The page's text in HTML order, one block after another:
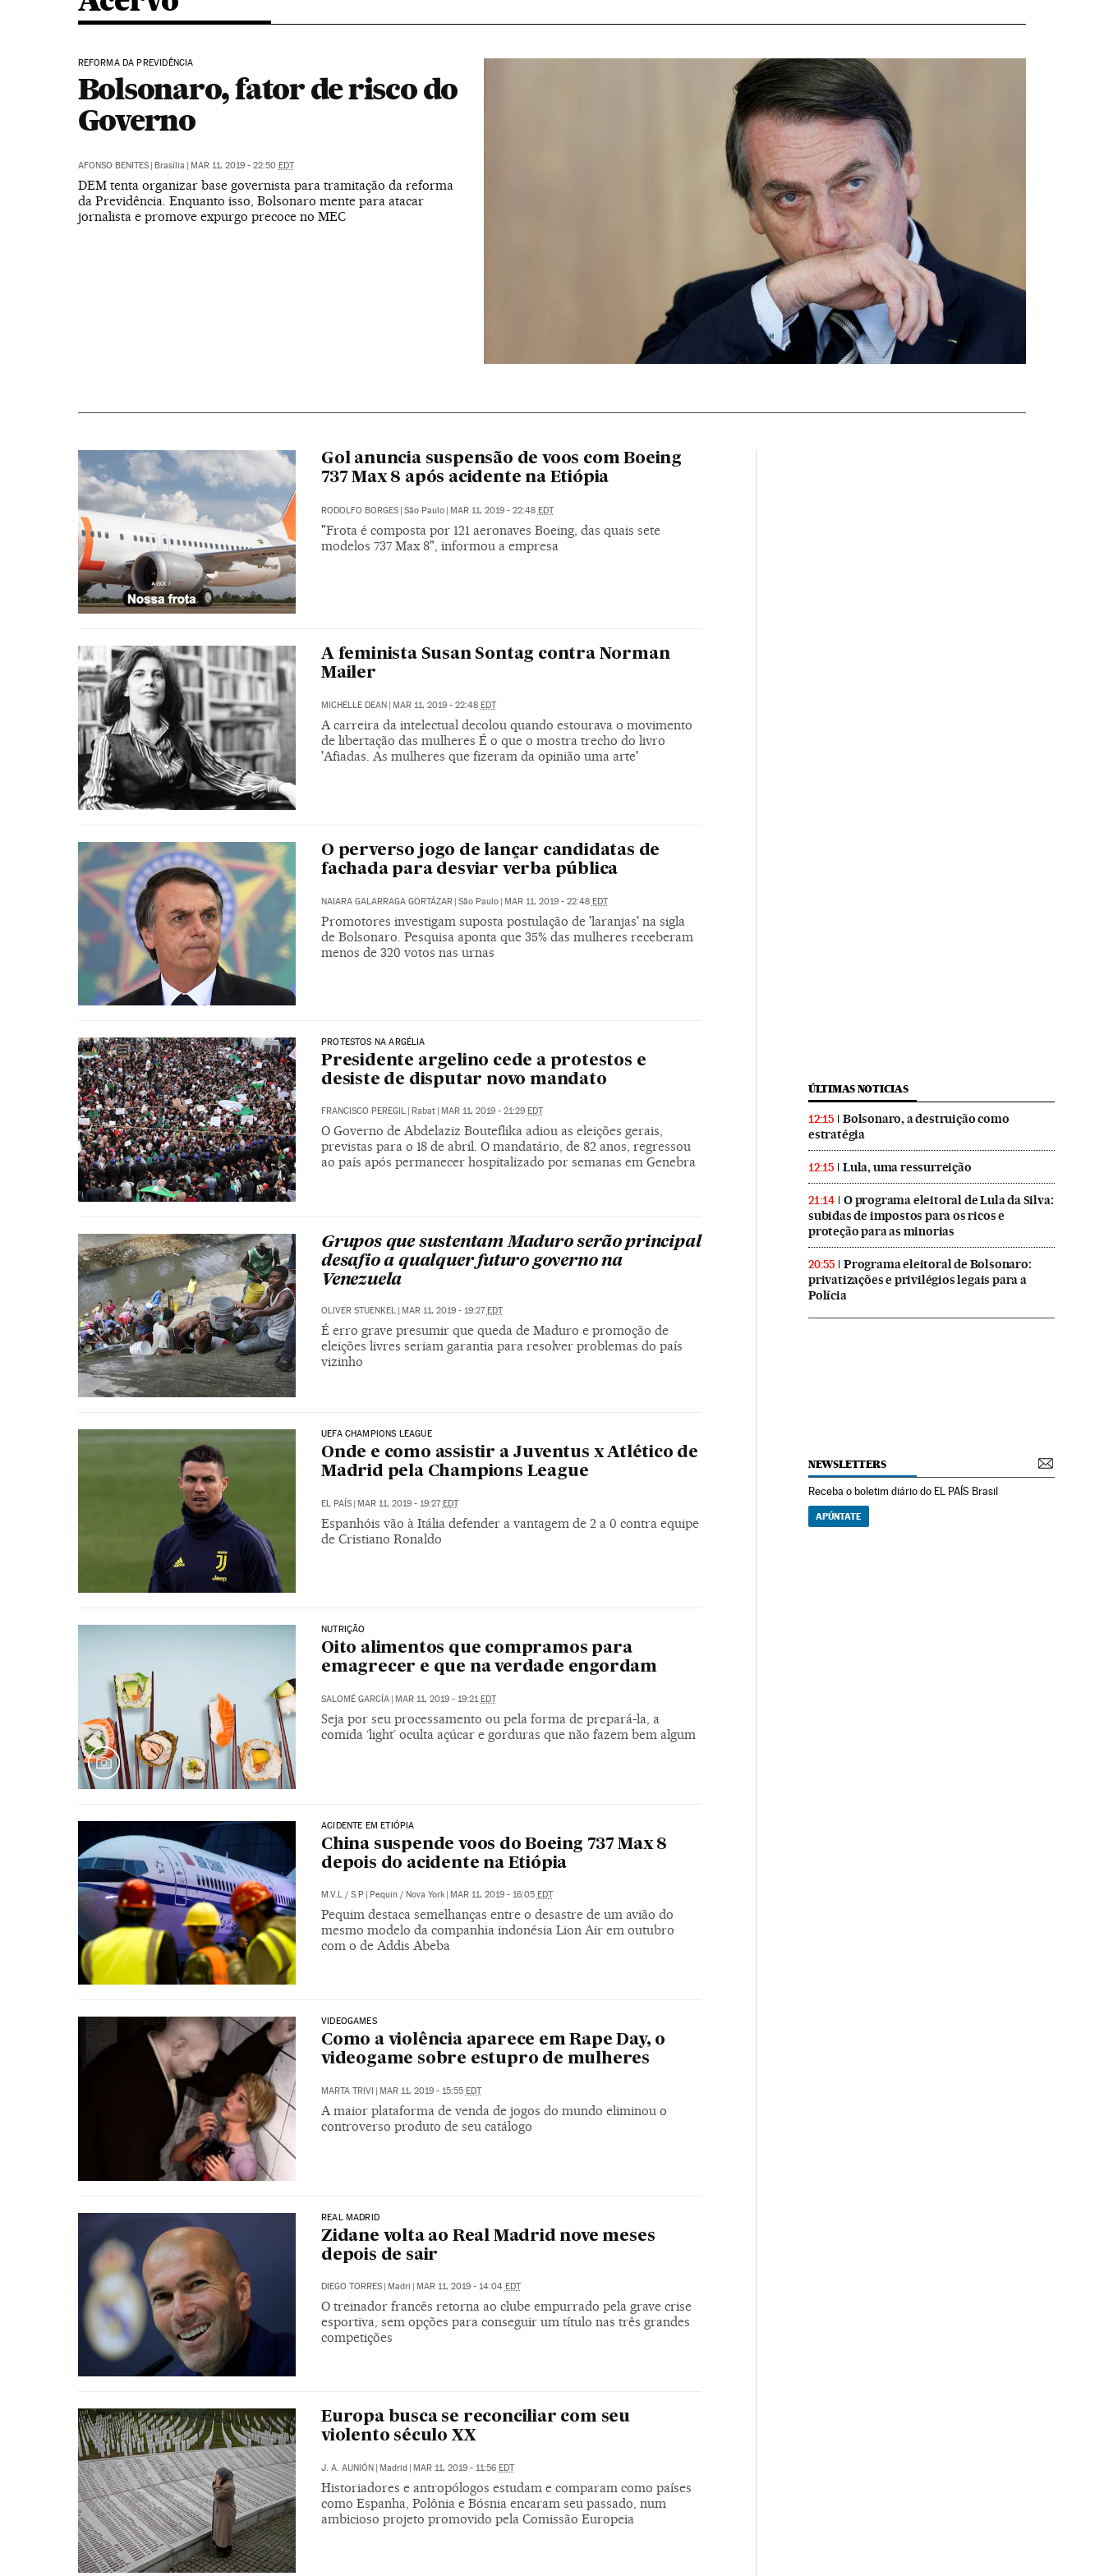
REFORMA DA PREVIDÊNCIA
Bolsonaro, fator de risco do
Governo
AFONSO BENITES | Brasília | MAR 11, 2019 - 22:50 EDT
DEM tenta organizar base governista para tramitação da reforma
da Previdência. Enquanto isso, Bolsonaro mente para atacar
jornalista e promove expurgo precoce no MEC
Gol anuncia suspensão de voos com Boeing
737 Max 8 após acidente na Etiópia
RODOLFO BORGES | São Paulo | MAR 11, 2019 - 22:48 EDT
"Frota é composta por 121 aeronaves Boeing, das quais sete
modelos 737 Max 8", informou a empresa
A feminista Susan Sontag contra Norman
Mailer
MICHELLE DEAN MAR 11, 2019 - 22:48 EDT
A carreira da intelectual decolou quando estourava o movimento
de libertação das mulheres É o que o mostra trecho do livro
'Afiadas. As mulheres que fizeram da opinião uma arte'
O perverso jogo de lançar candidatas de
fachada para desviar verba pública
NAIARA GALARRAGA GORTÁZAR | São Paulo | MAR 11, 2019 - 22:48 EDT
Promotores investigam suposta postulação de 'laranjas' na sigla
de Bolsonaro. Pesquisa aponta que 35% das mulheres receberam
menos de 320 votos nas urnas
PROTESTOS NA ARGÉLIA
Presidente argelino cede a protestos e
desiste de disputar novo mandato
FRANCISCO PEREGIL Rabat MAR 11, 2019 - 21:29 EDT
O Governo de Abdelaziz Bouteflika adiou as eleições gerais,
previstas para o 18 de abril. O mandatário, de 82 anos, regressou
ao país após permanecer hospitalizado por semanas em Genebra
Grupos que sustentam Maduro serão principal
desafio a qualquer futuro governo na
Venezuela
OLIVER STUENKEL MAR 11, 2019 - 19:27 EDT
É erro grave presumir que queda de Maduro e promoção de
eleições livres seriam garantia para resolver problemas do país
vizinho
UEFA CHAMPIONS LEAGUE
Onde e como assistir a Juventus x Atlético de
Madrid pela Champions League
EL PAÍS | MAR 11, 2019 - 19:27EDT
Espanhóis vão à Itália defender a vantagem de 2 a 0 contra equipe
de Cristiano Ronaldo
NUTRIÇÃO
Oito alimentos que compramos para
emagrecer e que na verdade engordam
SALOMÉ GARCÍA MAR 11, 2019 - 19:21 EDT
Seja por seu processamento ou pela forma de prepará-la, a
comida ‘light’ oculta açúcar e gorduras que não fazem bem algum
ACIDENTE EM ETIÓPIA
China suspende voos do Boeing 737 Max 8
depois do acidente na Etiópia
M.V.L/ S.P | Pequín / Nova York | MAR 11, 2019 - 16:05 EDT
Pequim destaca semelhanças entre o desastre de um avião do
mesmo modelo da companhia indonésia Lion Air em outubro
com o de Addis Abeba
VIDEOGAMES
Como a violência aparece em Rape Day, o
videogame sobre estupro de mulheres
MARTA TRIVI MAR 11, 2019 - 15:55 EDT
A maior plataforma de venda de jogos do mundo eliminou o
controverso produto de seu catálogo
REAL MADRID
Zidane volta ao Real Madrid nove meses
depois de sair
DIEGO TORRES | Madri | MAR 11, 2019 - 14:04 EDT
O treinador francês retorna ao clube empurrado pela grave crise
esportiva, sem opções para conseguir um título nas três grandes
competições
Europa busca se reconciliar com seu
violento século XX
J. A. AUNIÓN | Madrid | MAR 11, 2019 - 11:56 EDT
Historiadores e antropólogos estudam e comparam como países
como Espanha, Polônia e Bósnia encaram seu passado, num
ambicioso projeto promovido pela Comissão Europeia
ÚLTIMAS NOTICIAS
12:15
Bolsonaro, a destruição como
estratégia
12:15 Lula, uma ressurreição
21:14
O programa eleitoral de Lula da Silva:
subidas de impostos para os ricos e
proteção para as minorias
20:55
Programa eleitoral de Bolsonaro:
privatizações e privilégios legais para a
Polícia
NEWSLETTERS
Receba o boletim diário do EL PAÍS Brasil
APÚNTATE